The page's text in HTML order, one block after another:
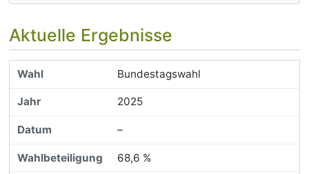
Aktuelle Ergebnisse
Bundestagswahl
2025
–
68,6 %